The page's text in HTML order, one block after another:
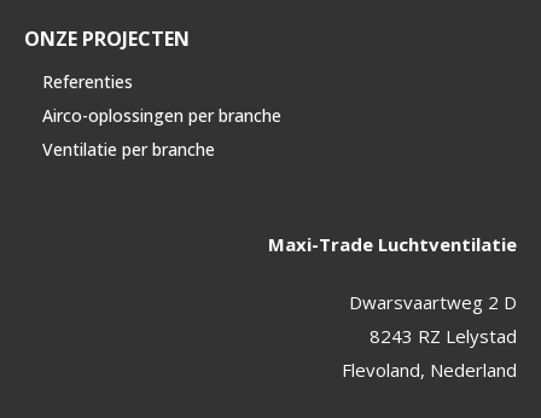
ONZE PROJECTEN
Referenties
Airco-oplossingen per branche
Ventilatie per branche
Maxi-Trade Luchtventilatie
Dwarsvaartweg 2 D
8243 RZ Lelystad
Flevoland, Nederland